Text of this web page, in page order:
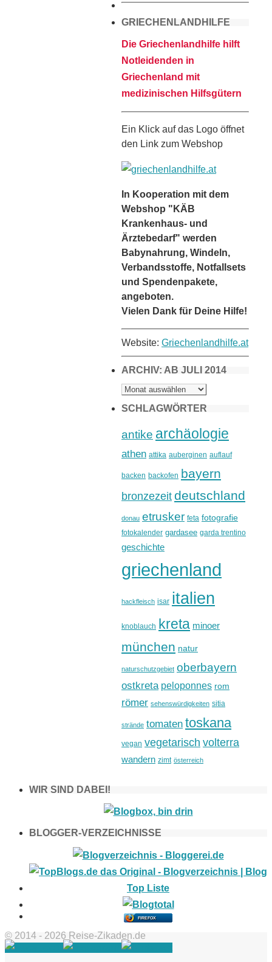
GRIECHENLANDHILFE
Die Griechenlandhilfe hilft
Notleidenden in
Griechenland mit
medizinischen Hilfsgütern
Ein Klick auf das Logo öffnet
den Link zum Webshop
In Kooperation mit dem
Webshop "KÄB
Krankenhaus- und
Ärztebedarf" werden
Babynahrung, Windeln,
Verbandsstoffe, Notfallsets
und Spendenpakete,
angeboten.
Vielen Dank für Deine Hilfe!
Website: Griechenlandhilfe.at
ARCHIV: AB JULI 2014
ARCHIV:
AB
2014
SCHLAGWÖRTER
antike archäologie
athen attika auberginen auflauf
backen backofen bayern
bronzezeit deutschland
donau etrusker feta fotografie
fotokalender gardasee garda trentino
geschichte
griechenland
hackfleisch isar italien
knoblauch kreta minoer
münchen natur
naturschutzgebiet oberbayern
ostkreta peloponnes rom
römer sehenswürdigkeiten sitia
strände tomaten toskana
vegan vegetarisch volterra
wandern zimt österreich
WIR SIND DABEI!
BLOGGER-VERZEICHNISSE
FIREFOX
© 2014 - 2026 Reise-Zikaden.de